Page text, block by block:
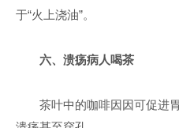
于“火上浇油”。
六、溃疡病人喝茶
茶叶中的咖啡因因可促进胃